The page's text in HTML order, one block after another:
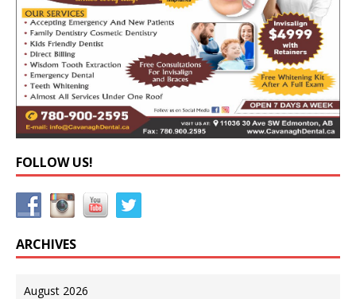
FOLLOW US!
ARCHIVES
August 2026